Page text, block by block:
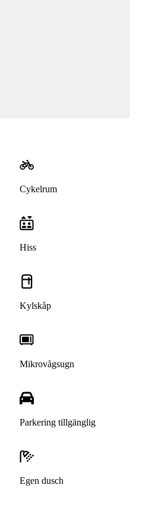
Cykelrum
Hiss
Kylskåp
Mikrovågsugn
Parkering tillgänglig
Egen dusch